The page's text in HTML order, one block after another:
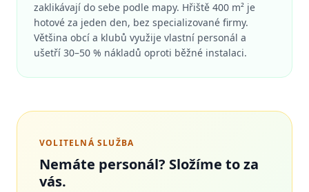
zaklikávají do sebe podle mapy. Hřiště 400 m² je
hotové za jeden den, bez specializované firmy.
Většina obcí a klubů využije vlastní personál a
ušetří 30–50 % nákladů oproti běžné instalaci.
VOLITELNÁ SLUŽBA
Nemáte personál? Složíme to za
vás.